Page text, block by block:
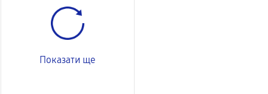
Показати ще